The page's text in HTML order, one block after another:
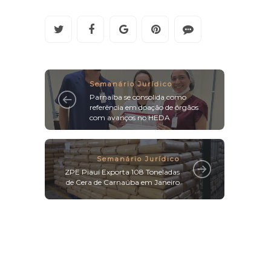
Semanário Jurídico
Parnaíba se consolida como
referência em doação de órgãos
com avanços no HEDA
Semanário Jurídico
ZPE Piauí Exporta 108 Toneladas
de Cera de Carnaúba em Janeiro